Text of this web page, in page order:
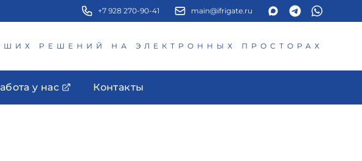
+7 928 270-90-41 main@ifrigate.ru
РЕШЕНИЙ НА ЭЛЕКТРОННЫХ ПРОСТОРАХ
у нас Контакты